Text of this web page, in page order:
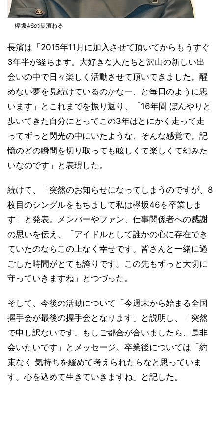
欅坂46の長濱ねる
長濱は「2015年11月に加入させて頂いてからもうすぐ
3年半が経ちます。大好きな人たちと沢山の新しい出
会いの中で日々楽しく活動させて頂いてきました。醒
めない夢を見続けているのかなー、と毎日のように思
います」とこれまでを振り返り、「16年間 ぼんやりと
歩いてきた自分にとってこの3年はとにかく走って走
ってずっと閃光の中にいたような、そんな感覚で。記
憶のどの瞬間を切り取っても眩しくて楽しくて幻みた
いなのです」と表現した。
続けて、「突然のお知らせになってしまうのですが、8
枚目のシングルをもちまして私は欅坂46を卒業しま
す」と発表。メンバーやファン、仕事関係者への感謝
の思いを伝え、「アイドルとして誰かの心に存在でき
ていたのならこの上なく幸せです。皆さんと一緒に過
ごした時間がとても誇りです。この先もずっと大切に
守っていきますね」とつづった。
そして、今後の活動について「今週末から始まる全国
握手会が最後の握手会となります」と説明し、「突然
で申し訳ないです。もしご都合が合いましたら、是非
会いたいです」とメッセージ。卒業後については「約
束なく 気持ちを緩めて考えられたらなと思っていま
す。心を込めて生きていきますね」と記した。